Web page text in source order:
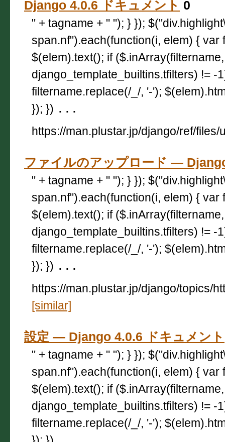
Django 4.0.6 ドキュメント 0
" + tagname + " "); } });
span.nf").each(function(i, elem) { var
$(elem).text(); if ($.inArray(filtername,
django_template_builtins.tfilters) != -
filtername.replace(/_/, '-');
}); }) ...
https://man.plustar.jp/django/ref/files/
ファイルのアップロード —
" + tagname + " "); } });
span.nf").each(function(i, elem) { var
$(elem).text(); if ($.inArray(filtername,
django_template_builtins.tfilters) != -
filtername.replace(/_/, '-');
}); }) ...
https://man.plustar.jp/django/topics/
[similar]
設定 — Django 4.0.6 ドキュメント
" + tagname + " "); } });
span.nf").each(function(i, elem) { var
$(elem).text(); if ($.inArray(filtername,
django_template_builtins.tfilters) != -
filtername.replace(/_/, '-');